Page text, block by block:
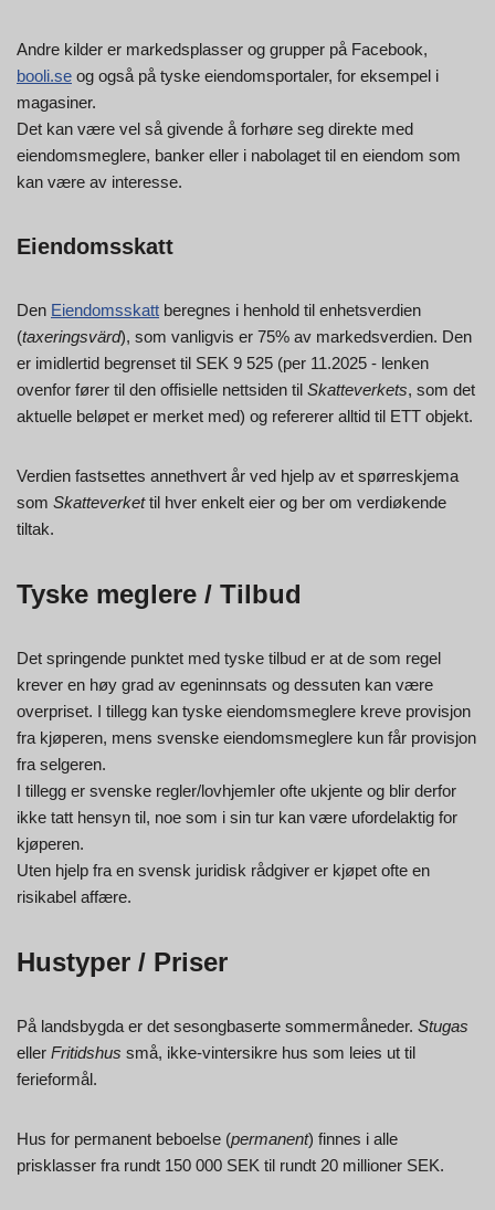
Andre kilder er markedsplasser og grupper på Facebook,
booli.se og også på tyske eiendomsportaler, for eksempel i
magasiner.
Det kan være vel så givende å forhøre seg direkte med
eiendomsmeglere, banker eller i nabolaget til en eiendom som
kan være av interesse.
Eiendomsskatt
Den Eiendomsskatt beregnes i henhold til enhetsverdien
(taxeringsvärd), som vanligvis er 75% av markedsverdien. Den
er imidlertid begrenset til SEK 9 525 (per 11.2025 - lenken
ovenfor fører til den offisielle nettsiden til Skatteverkets, som det
aktuelle beløpet er merket med) og refererer alltid til ETT objekt.
Verdien fastsettes annethvert år ved hjelp av et spørreskjema
som Skatteverkettil hver enkelt eier og ber om verdiøkende
tiltak.
Tyske meglere / Tilbud
Det springende punktet med tyske tilbud er at de som regel
krever en høy grad av egeninnsats og dessuten kan være
overpriset. I tillegg kan tyske eiendomsmeglere kreve provisjon
fra kjøperen, mens svenske eiendomsmeglere kun får provisjon
fra selgeren.
I tillegg er svenske regler/lovhjemler ofte ukjente og blir derfor
ikke tatt hensyn til, noe som i sin tur kan være ufordelaktig for
kjøperen.
Uten hjelp fra en svensk juridisk rådgiver er kjøpet ofte en
risikabel affære.
Hustyper / Priser
På landsbygda er det sesongbaserte sommermåneder. Stugas
eller Fritidshus små, ikke-vintersikre hus som leies ut til
ferieformål.
Hus for permanent beboelse (permanent) finnes i alle
prisklasser fra rundt 150 000 SEK til rundt 20 millioner SEK.